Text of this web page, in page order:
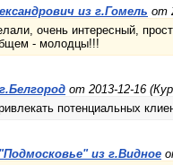
из г.Гомель от
очень интересный,
- молодцы!!!
от 2013-12-16
потенциальных
из г.Видное